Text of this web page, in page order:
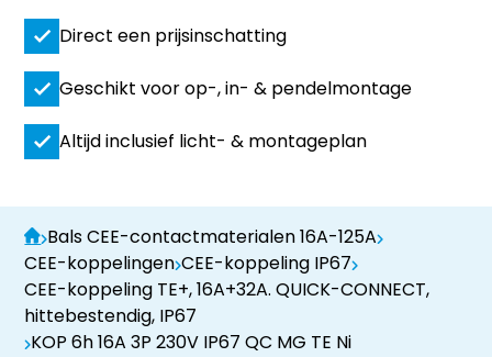
Direct een prijsinschatting
Geschikt voor op-, in- & pendelmontage
Altijd inclusief licht- & montageplan
Bals CEE-contactmaterialen 16A-125A
CEE-koppelingen CEE-koppeling IP67
CEE-koppeling TE+, 16A+32A. QUICK-CONNECT,
hittebestendig, IP67
KOP 6h 16A 3P 230V IP67 QC MG TE Ni